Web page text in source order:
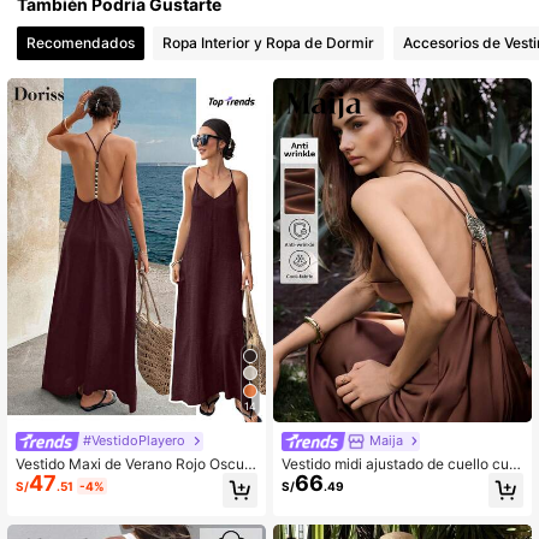
También Podría Gustarte
Recomendados Ropa Interior y Ropa de Dormir Accesorios de
14
#VestidoPlayero
Vestido Maxi de Verano Rojo Oscur
o con Lentejuelas, Espalda Descubi
erta y Tirantes Finos, Elegante para
S/47.51 -4%
Maija
Vestido midi ajustado de cuello cua
drado de satén plisado elegante MA
IJA
S/66.49